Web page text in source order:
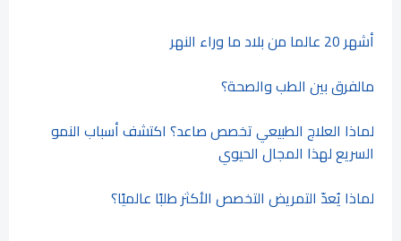
أشهر 20 عالما من بلاد ما وراء النهر
مالفرق بين الطب والصحة؟
لماذا العلاج الطبيعي تخصص صاعد؟ اكتشف أسباب النمو
السريع لهذا المجال الحيوي
لماذا يُعدّ التمريض التخصص الأكثر طلبًا عالميًا؟